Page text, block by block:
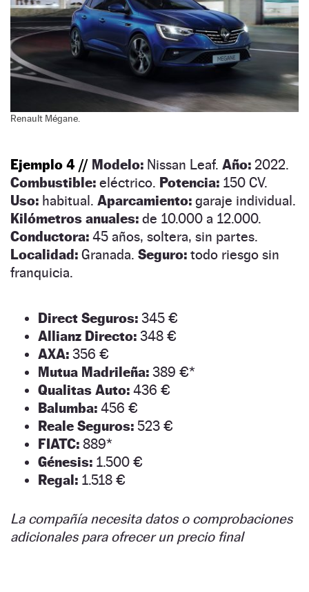
Renault Mégane.
Ejemplo 4 // Modelo: Nissan Leaf. Año: 2022.
Combustible: eléctrico. Potencia: 150 CV.
Uso: habitual. Aparcamiento: garaje individual.
Kilómetros anuales: de 10.000 a 12.000.
Conductora: 45 años, soltera, sin partes.
Localidad: Granada. Seguro: todo riesgo sin
franquicia.
Direct Seguros: 345 €
Allianz Directo: 348 €
AXA: 356 €
Mutua Madrileña: 389 €*
Qualitas Auto: 436 €
Balumba: 456 €
Reale Seguros: 523 €
FIATC: 889*
Génesis: 1.500 €
Regal: 1.518 €
La compañía necesita datos o comprobaciones
adicionales para ofrecer un precio final